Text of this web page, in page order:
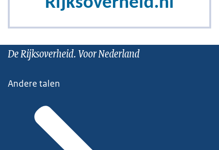
De Rijksoverheid. Voor Nederland
Andere talen